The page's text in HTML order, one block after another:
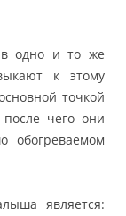
в одно и то же
к этому
точкой
чего они
обогреваемом
является: